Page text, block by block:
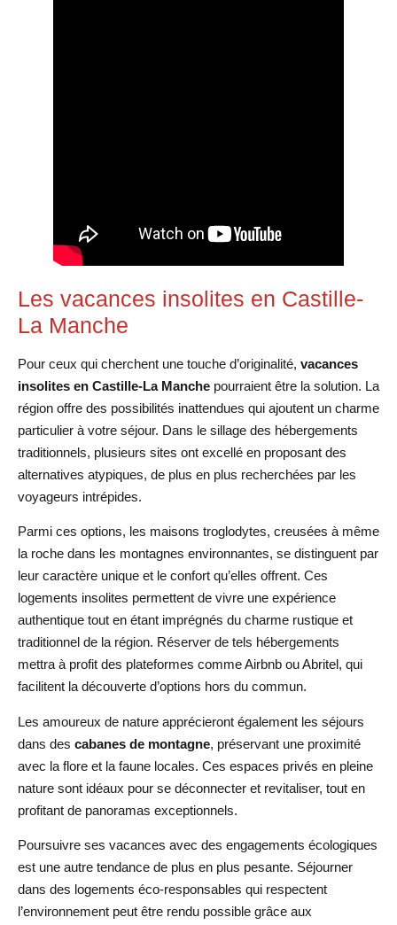
Les vacances insolites en Castille-
La Manche
Pour ceux qui cherchent une touche d’originalité, vacances
insolites en Castille-La Manche pourraient être la solution. La
région offre des possibilités inattendues qui ajoutent un charme
particulier à votre séjour. Dans le sillage des hébergements
traditionnels, plusieurs sites ont excellé en proposant des
alternatives atypiques, de plus en plus recherchées par les
voyageurs intrépides.
Parmi ces options, les maisons troglodytes, creusées à même
la roche dans les montagnes environnantes, se distinguent par
leur caractère unique et le confort qu’elles offrent. Ces
logements insolites permettent de vivre une expérience
authentique tout en étant imprégnés du charme rustique et
traditionnel de la région. Réserver de tels hébergements
mettra à profit des plateformes comme Airbnb ou Abritel, qui
facilitent la découverte d’options hors du commun.
Les amoureux de nature apprécieront également les séjours
dans des cabanes de montagne, préservant une proximité
avec la flore et la faune locales. Ces espaces privés en pleine
nature sont idéaux pour se déconnecter et revitaliser, tout en
profitant de panoramas exceptionnels.
Poursuivre ses vacances avec des engagements écologiques
est une autre tendance de plus en plus pesante. Séjourner
dans des logements éco-responsables qui respectent
l’environnement peut être rendu possible grâce aux